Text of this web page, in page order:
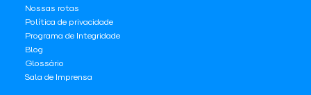
Nossas rotas
Política de privacidade
Programa de Integridade
Blog
Glossário
Sala de Imprensa